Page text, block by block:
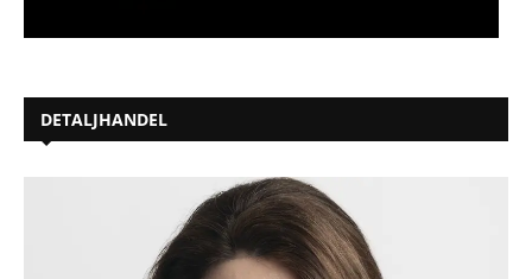
DETALJHANDEL